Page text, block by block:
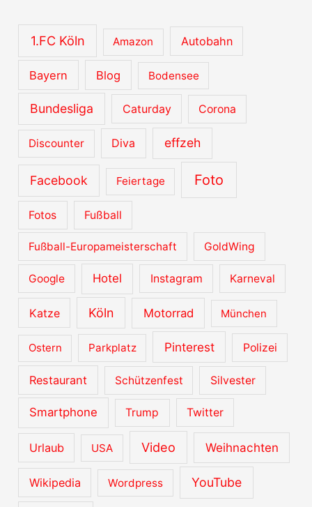
1.FC Köln Amazon Autobahn
Bayern Blog Bodensee
Bundesliga Caturday Corona
Discounter Diva effzeh
Facebook Feiertage Foto
Fotos Fußball
Fußball-Europameisterschaft GoldWing
Google Hotel Instagram Karneval
Katze Köln Motorrad München
Ostern Parkplatz Pinterest Polizei
Restaurant Schützenfest Silvester
Smartphone Trump Twitter
Urlaub USA Video Weihnachten
Wikipedia Wordpress YouTube